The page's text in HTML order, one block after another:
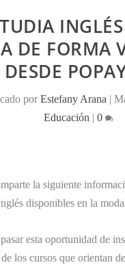
DE FORMA
DESDE
porEstefany Arana |
Educación | 0
la siguiente
disponibles en la
esta oportunidad de
los cursos que orientan